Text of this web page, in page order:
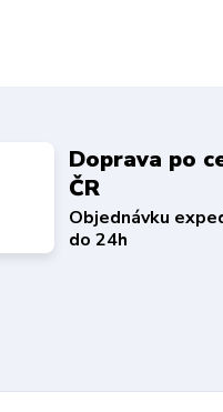
Doprava po
ČR
Objednávku
do 24h